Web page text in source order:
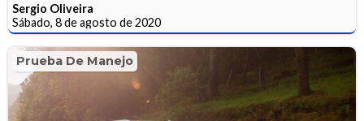
Sergio Oliveira
Sábado, 8 de agosto de 2020
Prueba De Manejo